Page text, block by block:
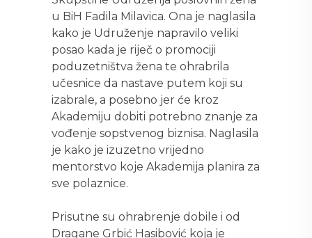
u BiH Fadila Milavica. Ona je naglasila
kako je Udruženje napravilo veliki
posao kada je riječ o promociji
poduzetništva žena te ohrabrila
učesnice da nastave putem koji su
izabrale, a posebno jer će kroz
Akademiju dobiti potrebno znanje za
vođenje sopstvenog biznisa. Naglasila
je kako je izuzetno vrijedno
mentorstvo koje Akademija planira za
sve polaznice.
Prisutne su ohrabrenje dobile i od
Dragane Grbić Hasibović koja je